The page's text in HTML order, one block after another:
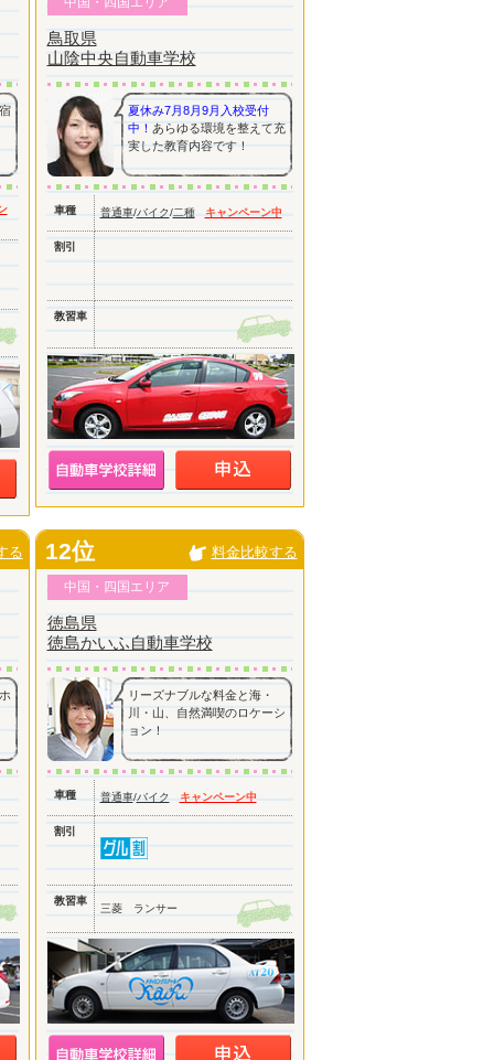
鳥取県
山陰中央自動車学校
夏休み7月8月9月入校受付
中！ あらゆる環境を整えて充
実した教育内容です！
車種 普通車/バイク/二種 キャンペーン中
割引
教習車
る 12位 料金比較する
中国・四国エリア
徳島県
徳島かいふ自動車学校
リーズナブルな料金と海・
川・山、自然満喫のロケーシ
ョン！
車種 普通車/バイク キャンペーン中
割引
教習車
三菱 ランサー